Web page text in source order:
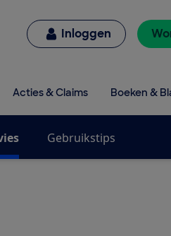
Inloggen
Acties & Claims Boeken &
Gebruikstips